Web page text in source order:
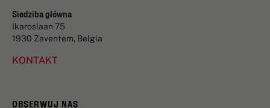
Siedziba główna
Ikaroslaan 75
1930 Zaventem, Belgia
KONTAKT
OBSERWUJ NAS